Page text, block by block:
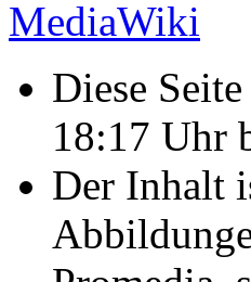
Diese
18:17 Uhr
Der Inhalt